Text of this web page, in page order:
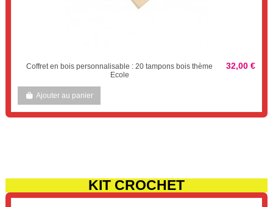
Coffret en bois personnalisable : 20 tampons bois thème
Ecole
32,00 €
Ajouter au panier
KIT CROCHET